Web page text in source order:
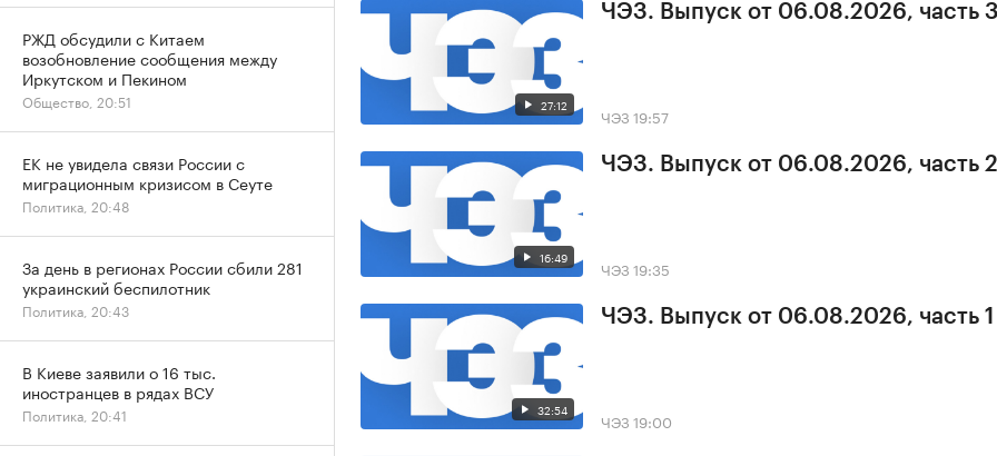
27:12
ЧЭЗ. Выпуск от 06.08.2026, часть
ЧЭЗ 19:57
16:49
ЧЭЗ. Выпуск от 06.08.2026, часть 2
ЧЭЗ 19:35
32:54
ЧЭЗ. Выпуск от 06.08.2026, часть 1
ЧЭЗ 19:00
РЖД обсудили с Китаем
возобновление сообщения между
Иркутском и Пекином
Общество, 20:51
ЕК не увидела связи России с
миграционным кризисом в Сеуте
Политика, 20:48
За день в регионах России сбили 281
украинский беспилотник
Политика, 20:43
В Киеве заявили о 16 тыс.
иностранцев в рядах ВСУ
Политика, 20:41